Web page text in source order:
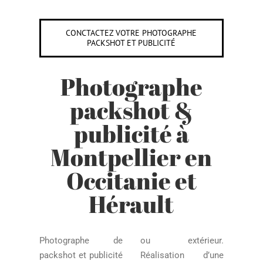
CONCTACTEZ VOTRE PHOTOGRAPHE
PACKSHOT ET PUBLICITÉ
Photographe
packshot &
publicité à
Montpellier en
Occitanie et
Hérault
Photographe de
packshot et publicité
ou extérieur.
Réalisation d’une